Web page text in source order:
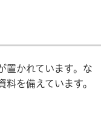
置かれています。な
を備えています。